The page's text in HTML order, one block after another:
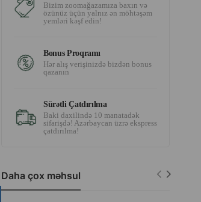
Bizim zoomağazamıza baxın və
özünüz üçün yalnız ən möhtəşəm
yemləri kəşf edin!
Bonus Proqramı
Hər alış verişinizdə bizdən bonus
qazanın
Sürətli Çatdırılma
Baki daxilində 10 manatadək
sifarişdə! Azərbaycan üzrə ekspress
çatdırılma!
Daha çox məhsul